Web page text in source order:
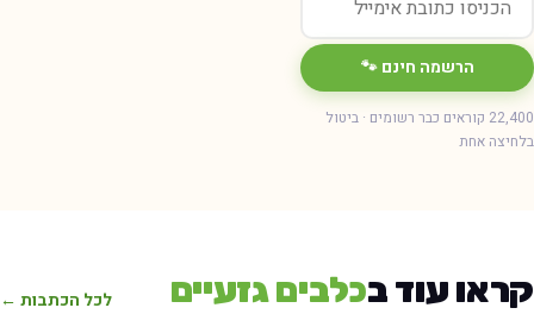
הרשמה חינם 🐾
22,400 קוראים כבר רשומים · ביטול
בלחיצה אחת
קראו עוד בכלבים גזעיים לכל הכתבות ←